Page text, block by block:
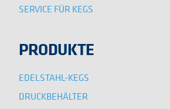
SERVICE FÜR KEGS
PRODUKTE
EDELSTAHL-KEGS
DRUCKBEHÄLTER